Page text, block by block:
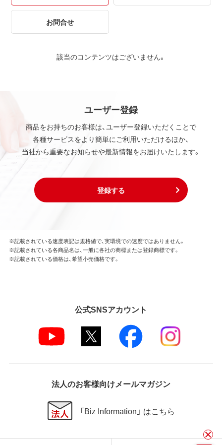
お問合せ
該当のコンテンツはございません。
ユーザー登録
商品をお持ちのお客様は、ユーザー登録いただくことで
各種サービスをより簡単にご利用いただけるほか、
当社から重要なお知らせや最新情報をお届けいたします。
登録する
※記載されている速度表記は規格値で、実環境での速度ではありません。
※記載されている各商品名は、一般に各社の商標または登録商標です。
※記載されている価格は、希望小売価格です。
公式SNSアカウント
法人のお客様向けメールマガジン
「Biz Information」 はこちら